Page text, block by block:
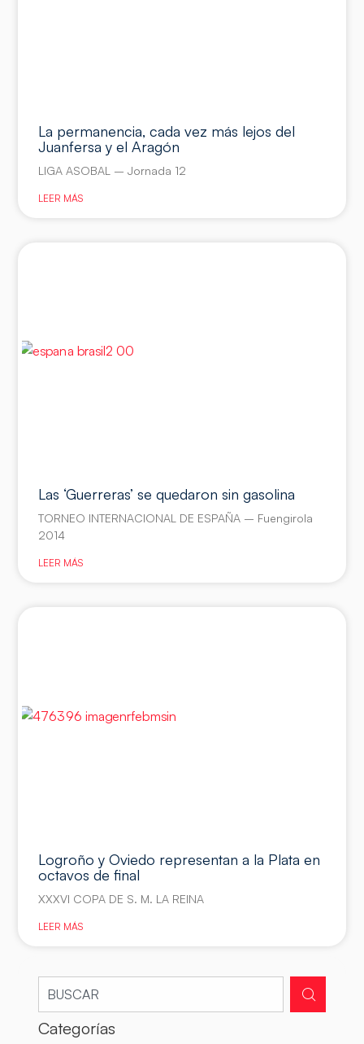
La permanencia, cada vez más lejos del
Juanfersa y el Aragón
LIGA ASOBAL – Jornada 12
LEER MÁS
Las ‘Guerreras’ se quedaron sin gasolina
TORNEO INTERNACIONAL DE ESPAÑA – Fuengirola
2014
LEER MÁS
Logroño y Oviedo representan a la Plata en
octavos de final
XXXVI COPA DE S. M. LA REINA
LEER MÁS
Categorías